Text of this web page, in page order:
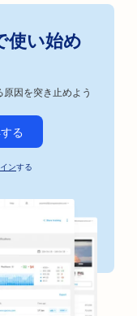
使い始め
因を突き止めよう
る
ンする